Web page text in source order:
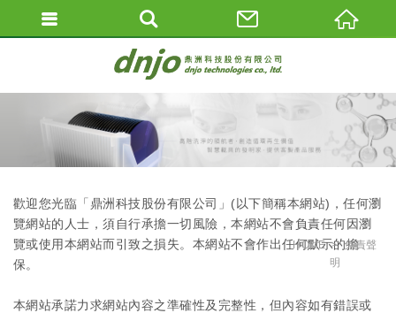
HOME
免責聲
明
歡迎您光臨「鼎洲科技股份有限公司」(以下簡稱本網站)，任何瀏
覽網站的人士，須自行承擔一切風險，本網站不會負責任何因瀏
覽或使用本網站而引致之損失。本網站不會作出任何默示的擔
保。
本網站承諾力求網站內容之準確性及完整性，但內容如有錯誤或